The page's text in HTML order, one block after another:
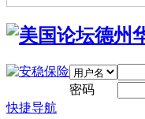
密码
快捷导航